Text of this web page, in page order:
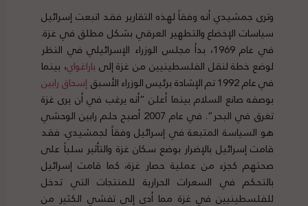
وترى جمشيدي أنه وفقاً لهذه التقارير فقد اتبعت إسرائيل
سياسات الإخضاع والتطهير العرقي بشكل مطلق في غزة.
في عام 1969، بدأ مجلس الوزراء الإسرائيلي في النظر
لوضع خطة لنقل الفلسطينيين من غزة إلى باراغواي، بينما
في عام 1992 تم الإشادة برئيس الوزراء الأسبق
إسحاقرابين
بوصفه صانع السلام بينما أعلن “أنه يرغب في أن يرى غزة
تغرق في البحر”. في عام 2007 أصبح حلم رابين الوحشي
هو السياسة المتبعة في إسرائيل وفقاً لجمشيدي. فقد
قامت إسرائيل بالإضرار بوضع سكان غزة والتأثير سلباً على
صحتهم كجزء من عملية حصار غزة، كما قامت إسرائيل
بالتحكم في السعرات الحرارية للمنتجات التي تدخل
للفلسطينيين في غزة مما أدى إلى تفشي الكثير من